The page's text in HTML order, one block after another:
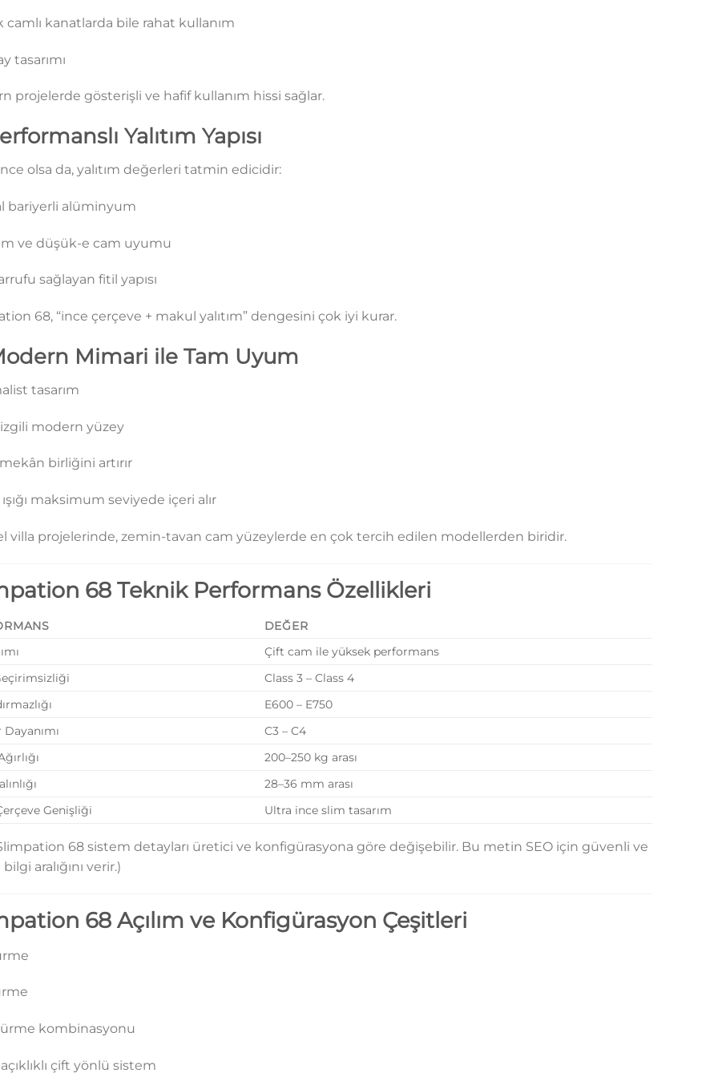
camlı kanatlarda bile rahat kullanım
tasarımı
projelerde gösterişli ve hafif kullanım hissi sağlar.
Yalıtım Yapısı
olsa da, yalıtım değerleri tatmin edicidir:
bariyerli alüminyum
ve düşük-e cam uyumu
sağlayan fitil yapısı
68, “ince çerçeve + makul yalıtım” dengesini çok iyi kurar.
Mimari ile Tam Uyum
tasarım
modern yüzey
birliğini artırır
maksimum seviyede içeri alır
villa projelerinde, zemin-tavan cam yüzeylerde en çok tercih edilen modellerden biridir.
68 Teknik Performans Özellikleri
DEĞER
Çift cam ile yüksek performans
Class 3 – Class 4
E600 – E750
C3 – C4
200–250 kg arası
28–36 mm arası
Genişliği
Ultra ince slim tasarım
68 sistem detayları üretici ve konfigürasyona göre değişebilir. Bu metin SEO için güvenli ve
aralığını verir.)
68 Açılım ve Konfigürasyon Çeşitleri
kombinasyonu
çift yönlü sistem